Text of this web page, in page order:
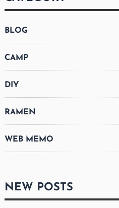
BLOG
CAMP
DIY
RAMEN
WEB MEMO
NEW POSTS